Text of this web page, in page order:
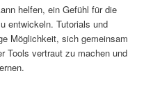
helfen, ein Gefühl für die
entwickeln. Tutorials und
Möglichkeit, sich gemeinsam
Tools vertraut zu machen und